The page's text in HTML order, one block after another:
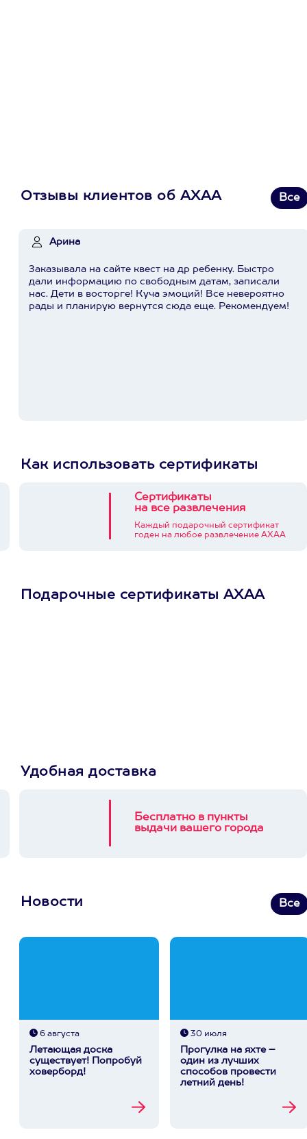
Отзывы клиентов об АХАА Все
Арина
Заказывала на сайте квест на др ребенку. Быстро
дали информацию по свободным датам, записали
нас. Дети в восторге! Куча эмоций! Все невероятно
рады и планирую вернутся сюда еще. Рекомендуем!
Как использовать сертификаты
Сертификаты
на все развлечения
Каждый подарочный сертификат
годен на любое развлечение АХАА
Подарочные сертификаты АХАА
Удобная доставка
Бесплатно в пункты
выдачи вашего города
Новости Все
6 августа
Летающая доска
существует! Попробуй
ховерборд!
30 июля
Прогулка на яхте –
один из лучших
способов провести
летний день!